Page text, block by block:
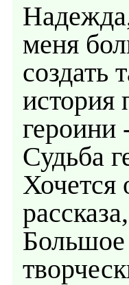
меня
создать
история
героини
Судьба
Хочется